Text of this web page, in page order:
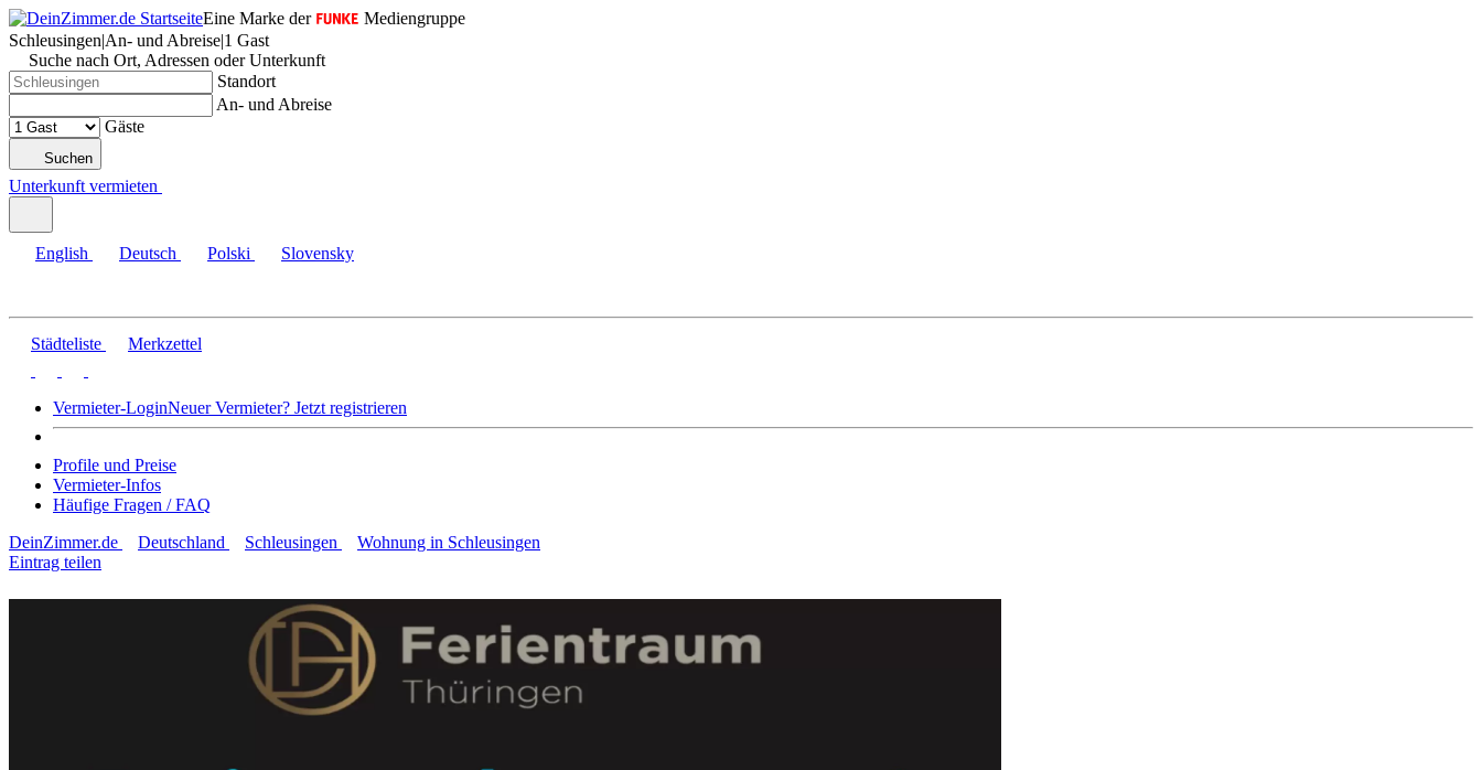
Eine Marke der
Mediengruppe
Schleusingen|An- und Abreise|1 Gast
Suche nach Ort, Adressen oder Unterkunft
Standort
An- und Abreise
Gäste
Suchen
Unterkunft vermieten
English Deutsch Polski Slovensky
Städteliste Merkzettel
Vermieter-LoginNeuer Vermieter? Jetzt registrieren
Profile und Preise
Vermieter-Infos
Häufige Fragen / FAQ
DeinZimmer.de
Deutschland Schleusingen
Wohnung in Schleusingen
Eintrag teilen